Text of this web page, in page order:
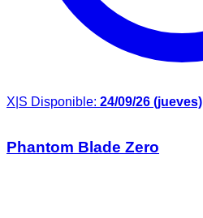
X|S Disponible: 24/09/26 (jueves)
Phantom Blade Zero